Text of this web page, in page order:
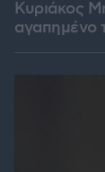
Κυριάκος
αγαπημένο